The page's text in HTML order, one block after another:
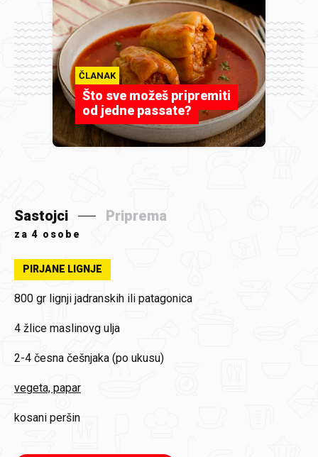
ČLANAK
Što sve možeš pripremiti
od jedne passate?
Sastojci Priprema
za 4 osobe
PIRJANE LIGNJE
800 gr lignji jadranskih ili patagonica
4 žlice maslinovg ulja
2-4 česna češnjaka (po ukusu)
vegeta, papar
kosani peršin